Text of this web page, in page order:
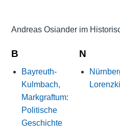
Andreas Osiander im
B
Bayreuth-
Kulmbach,
Markgraftum:
Politische
Geschichte
N